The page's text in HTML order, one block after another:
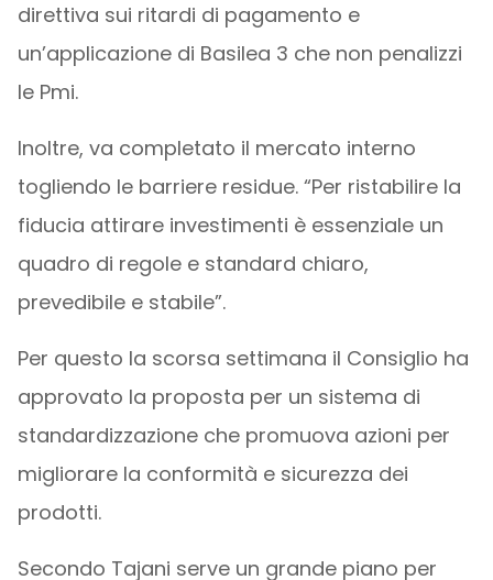
direttiva sui ritardi di pagamento e
un’applicazione di Basilea 3 che non penalizzi
le Pmi.
Inoltre, va completato il mercato interno
togliendo le barriere residue. “Per ristabilire la
fiducia attirare investimenti è essenziale un
quadro di regole e standard chiaro,
prevedibile e stabile”.
Per questo la scorsa settimana il Consiglio ha
approvato la proposta per un sistema di
standardizzazione che promuova azioni per
migliorare la conformità e sicurezza dei
prodotti.
Secondo Tajani serve un grande piano per